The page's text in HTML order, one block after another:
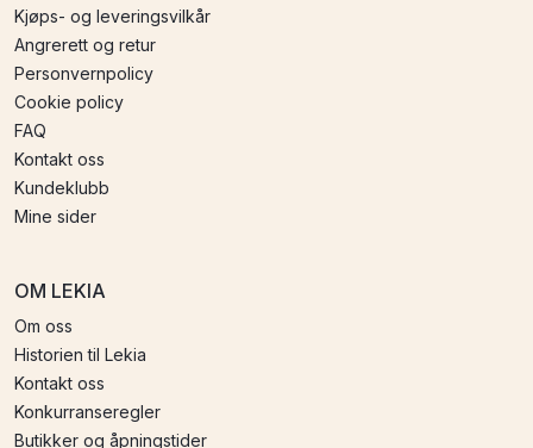
Kjøps- og leveringsvilkår
Angrerett og retur
Personvernpolicy
Cookie policy
FAQ
Kontakt oss
Kundeklubb
Mine sider
OM LEKIA
Om oss
Historien til Lekia
Kontakt oss
Konkurranseregler
Butikker og åpningstider